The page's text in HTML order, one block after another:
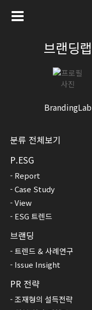
브랜딩랩
BrandingLab
분류 전체보기
P.ESG
Report
Case Study
View
ESG 트렌드
브랜딩
트렌드 & 사례연구
Issue Insight
PR 전략
조재형의 설득전략